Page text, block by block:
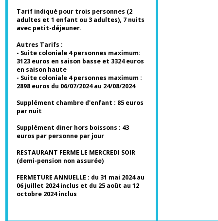
(90cm), son style coloniale authentique
sadécoration créole, cette maison est le
lieu parfait pour profiter d'une vue
inoubliable sur les Saintes.
Tarif indiqué pour trois personnes (2
adultes et 1 enfant ou 3 adultes), 7 nuits
avec petit-déjeuner.
Autres Tarifs :
3123 euros en saison basse et 3324 euros
en saison haute
2898 euros du 06/07/2024 au 24/08/2024
par nuit
euros par personne par jour
RESTAURANT FERME LE MERCREDI SOIR